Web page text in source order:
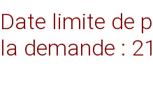
Date limite de
la demande :